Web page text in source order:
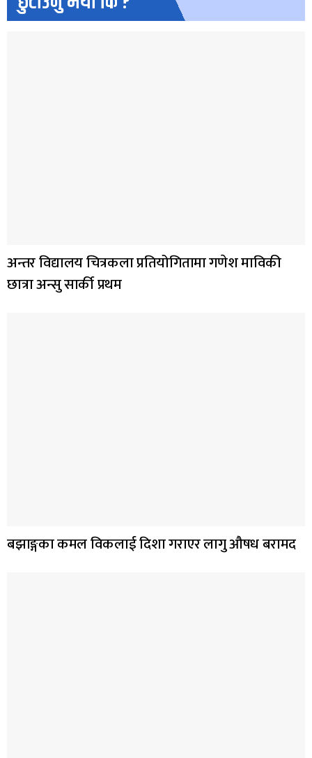
अन्तर विद्यालय चित्रकला प्रतियोगितामा गणेश माविकी
छात्रा अन्सु सार्की प्रथम
बझाङ्गका कमल विकलाई दिशा गराएर लागु औषध बरामद